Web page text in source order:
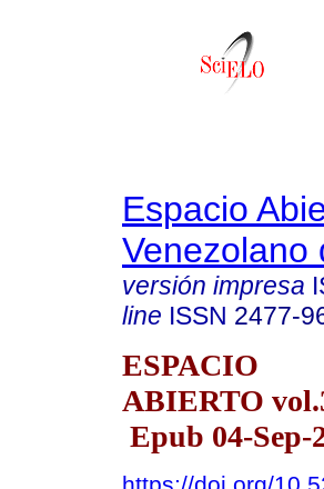
Espacio
Venezolano
versión impresa
line ISSN 2477-
ESPACIO
ABIERTO
Epub 04-Sep-